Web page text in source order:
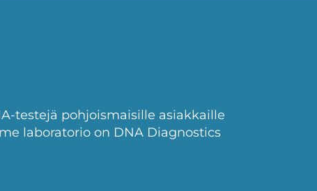
testejä pohjoismaisille asiakkaille
laboratorio on DNA Diagnostics